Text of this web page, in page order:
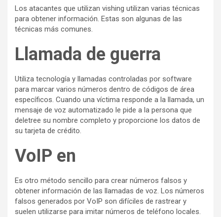
Los atacantes que utilizan vishing utilizan varias técnicas
para obtener información. Estas son algunas de las
técnicas más comunes.
Llamada de guerra
Utiliza tecnología y llamadas controladas por software
para marcar varios números dentro de códigos de área
específicos. Cuando una víctima responde a la llamada, un
mensaje de voz automatizado le pide a la persona que
deletree su nombre completo y proporcione los datos de
su tarjeta de crédito.
VoIP en
Es otro método sencillo para crear números falsos y
obtener información de las llamadas de voz. Los números
falsos generados por VoIP son difíciles de rastrear y
suelen utilizarse para imitar números de teléfono locales.